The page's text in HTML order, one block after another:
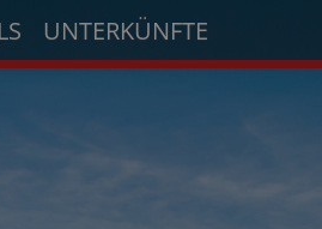
UNTERKÜNFTE